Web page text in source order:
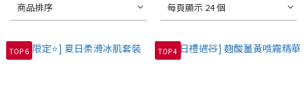
商品排序 每頁顯示 24 個
TOP 6 TOP 4